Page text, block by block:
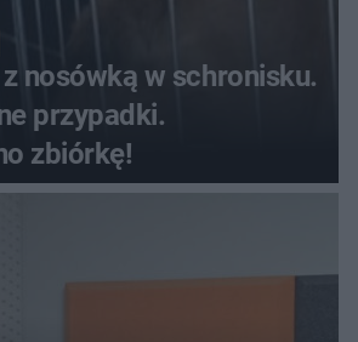
nosówką w schronisku.
przypadki.
zbiórkę!